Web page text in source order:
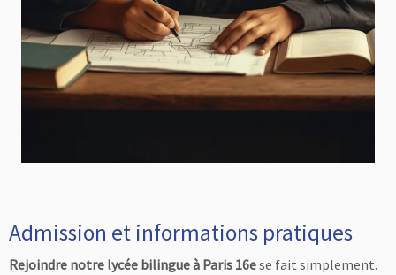
Admission et informations pratiques
Rejoindre notre lycée bilingue à Paris 16ese fait simplement.